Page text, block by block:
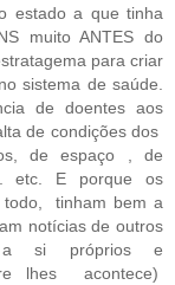
estado a que tinha
muito ANTES do
para criar
sistema de saúde.
de doentes aos
de condições dos
de espaço , de
etc. E porque os
todo, tinham bem a
notícias de outros
a si próprios e
lhes acontece)